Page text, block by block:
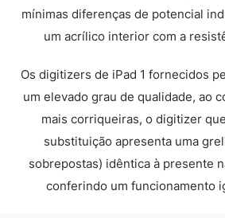
mínimas diferenças de potencial
um acrílico interior com a
Os digitizers de iPad 1 fornecidos
um elevado grau de qualidade, ao
mais corriqueiras, o digitizer
substituição apresenta uma
sobrepostas) idêntica à presente
conferindo um funcionamento